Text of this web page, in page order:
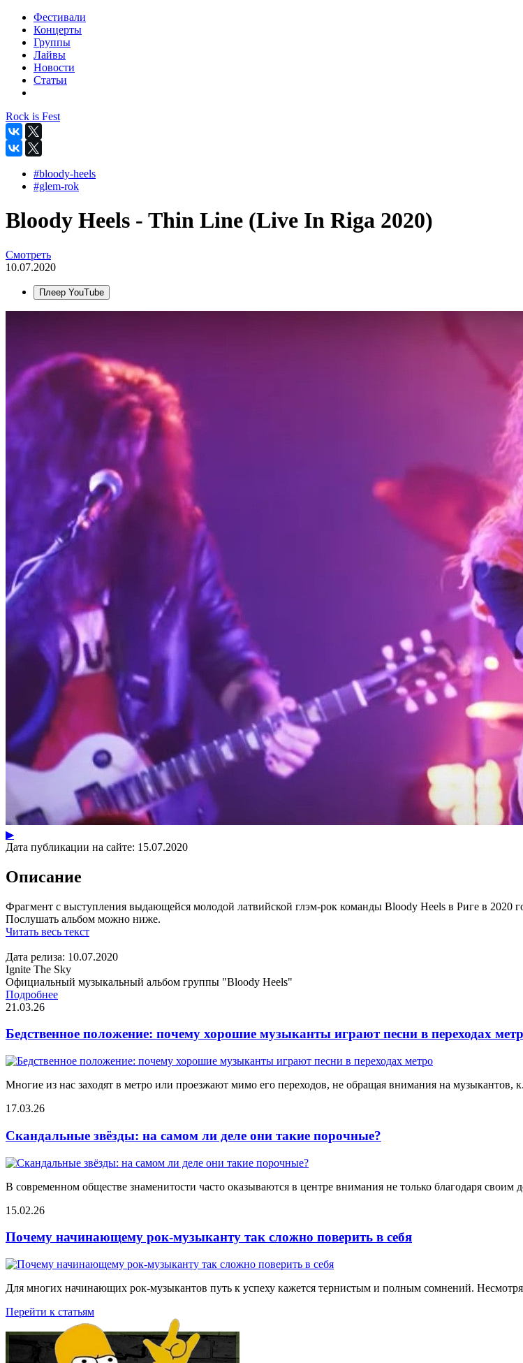
Фестивали
Концерты
Группы
Лайвы
Новости
Статьи
Rock is Fest
#bloody-heels
#glem-rok
Bloody Heels - Thin Line (Live In Riga 2020)
Смотреть
10.07.2020
Плеер YouTube
▶
Дата публикации на сайте: 15.07.2020
Описание
Фрагмент с выступления выдающейся молодой латвийской глэм-рок команды Bloody Heels в Риге в 2020
Послушать альбом можно ниже.
Читать весь текст
Дата релиза: 10.07.2020
Ignite The Sky
Официальный музыкальный альбом группы "Bloody Heels"
Подробнее
21.03.26
Бедственное положение: почему хорошие музыканты играют песни в переходах
Многие из нас заходят в метро или проезжают мимо его переходов, не обращая внимания на музыкантов,
17.03.26
Скандальные звёзды: на самом ли деле они такие порочные?
В современном обществе знаменитости часто оказываются в центре внимания не только благодаря своим
15.02.26
Почему начинающему рок-музыканту так сложно поверить в себя
Для многих начинающих рок-музыкантов путь к успеху кажется тернистым и полным сомнений.
Перейти к статьям